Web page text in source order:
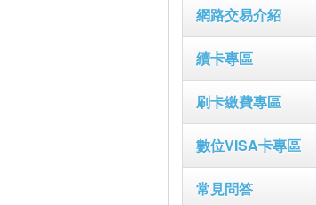
網路交易介紹
續卡專區
刷卡繳費專區
數位VISA卡專區
常見問答